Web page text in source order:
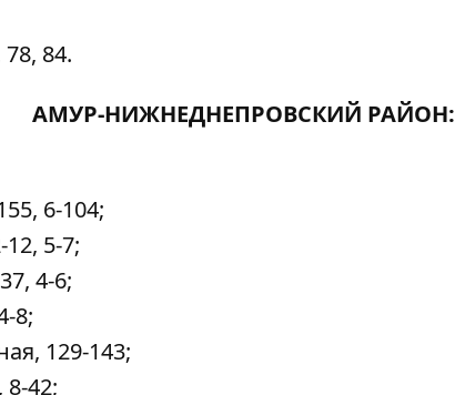
84.
АМУР-НИЖНЕДНЕПРОВСКИЙ РАЙОН:
6-104;
5-7;
4-6;
8;
129-143;
42;